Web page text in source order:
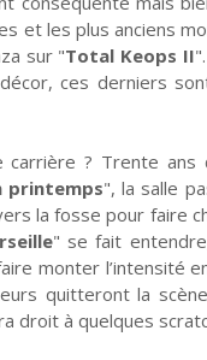
et les plus anciens
sur "Total Keops II
ces derniers
? Trente ans
printemps", la salle
la fosse pour faire
" se fait
monter l’intensité
quitteront la
droit à quelques